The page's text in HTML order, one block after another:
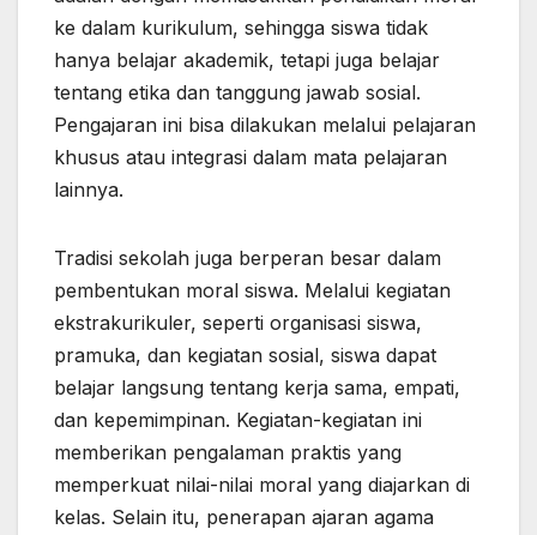
ke dalam kurikulum, sehingga siswa tidak
hanya belajar akademik, tetapi juga belajar
tentang etika dan tanggung jawab sosial.
Pengajaran ini bisa dilakukan melalui pelajaran
khusus atau integrasi dalam mata pelajaran
lainnya.
Tradisi sekolah juga berperan besar dalam
pembentukan moral siswa. Melalui kegiatan
ekstrakurikuler, seperti organisasi siswa,
pramuka, dan kegiatan sosial, siswa dapat
belajar langsung tentang kerja sama, empati,
dan kepemimpinan. Kegiatan-kegiatan ini
memberikan pengalaman praktis yang
memperkuat nilai-nilai moral yang diajarkan di
kelas. Selain itu, penerapan ajaran agama